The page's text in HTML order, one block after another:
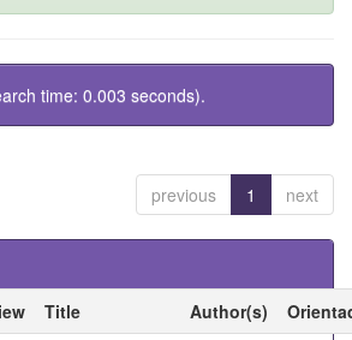
time: 0.003 seconds).
previous 1 next
Title Author(s)